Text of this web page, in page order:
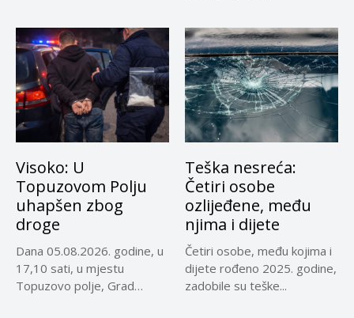
Visoko: U
Topuzovom Polju
uhapšen zbog
droge
Dana 05.08.2026. godine, u
17,10 sati, u mjestu
Topuzovo polje, Grad
Teška nesreća:
Četiri osobe
ozlijeđene, među
njima i dijete
Četiri osobe, među kojima i
dijete rođeno 2025. godine,
zadobile su teške...